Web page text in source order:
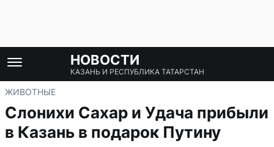
НОВОСТИ
КАЗАНЬ И РЕСПУБЛИКА ТАТАРСТАН
ЖИВОТНЫЕ
Слонихи Сахар и Удача прибыли
в Казань в подарок Путину